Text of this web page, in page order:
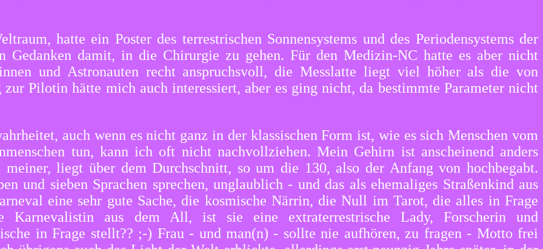
hatte ein Poster des terrestrischen Sonnensystems und des Periodensystems der
Gedanken damit, in die Chirurgie zu gehen. Für den Medizin-NC hatte es aber nicht
und Astronauten recht anspruchsvoll, die Messlatte liegt viel höher als die von
Pilotin hätte mich auch interessiert, aber es ging nicht, da bestimmte Parameter nicht
auch wenn es nicht ganz in der klassischen Form ist, wie es sich Menschen vom
tun, kann ich oft nicht nachvollziehen. Mein Gehirn ist anscheinend anders
liegt über dem Durchschnitt, so um die 130, also der Anfang von hochbegabt.
und sieben Sprachen sprechen, unglaublich - und das als ehemaliges Straßenkind aus
eine sehr gute Sache, die kosmische Närrin, die Null im Tarot, die alles in Frage
aus dem All, ist sie eine extraterrestrische Lady, Forscherin und
in Frage stellt?? ;-) Frau - und man(n) - sollte nie aufhören, zu fragen - Motto frei